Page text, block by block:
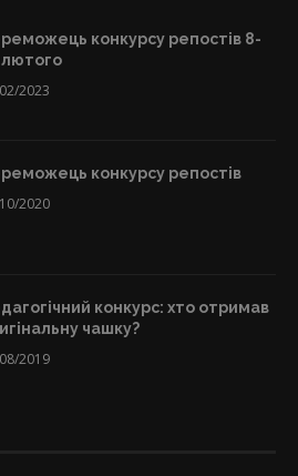
конкурсу репостів 8-
лютого
2023
конкурсу репостів
2020
конкурс: хто отримав
чашку?
2019